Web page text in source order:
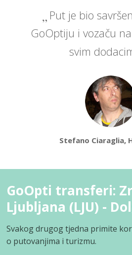
Put je bio
GoOptiju i vozaču
svim
Stefano Ciaraglia,
GoOpti transferi:
Ljubljana (LJU) -
Svakog drugog tjedna primite
o putovanjima i turizmu.